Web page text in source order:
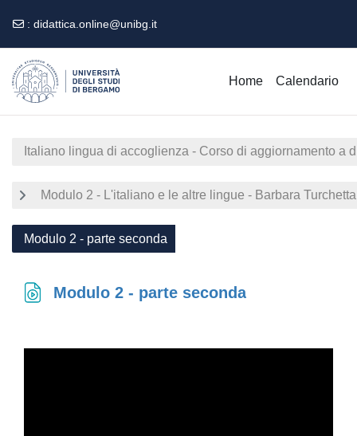
: didattica.online@unibg.it
Home Calendario
Italiano lingua di accoglienza - Corso di aggiornamento a
Modulo 2 - L'italiano e le altre lingue - Barbara
Modulo 2 - parte seconda
Modulo 2 - parte seconda